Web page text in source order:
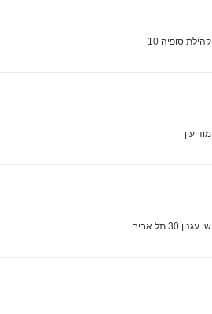
קהילת סופיה 10
מודיעין
שי עגנון 30 תל אביב